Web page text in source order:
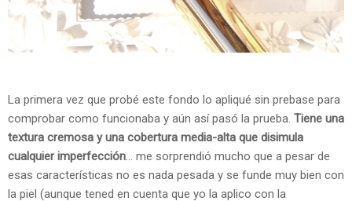
La primera vez que probé este fondo lo apliqué sin prebase para
comprobar como funcionaba y aún así pasó la prueba. Tiene una
textura cremosa y una cobertura media-alta que disimula
cualquier imperfección... me sorprendió mucho que a pesar de
esas características no es nada pesada y se funde muy bien con
la piel (aunque tened en cuenta que yo la aplico con la